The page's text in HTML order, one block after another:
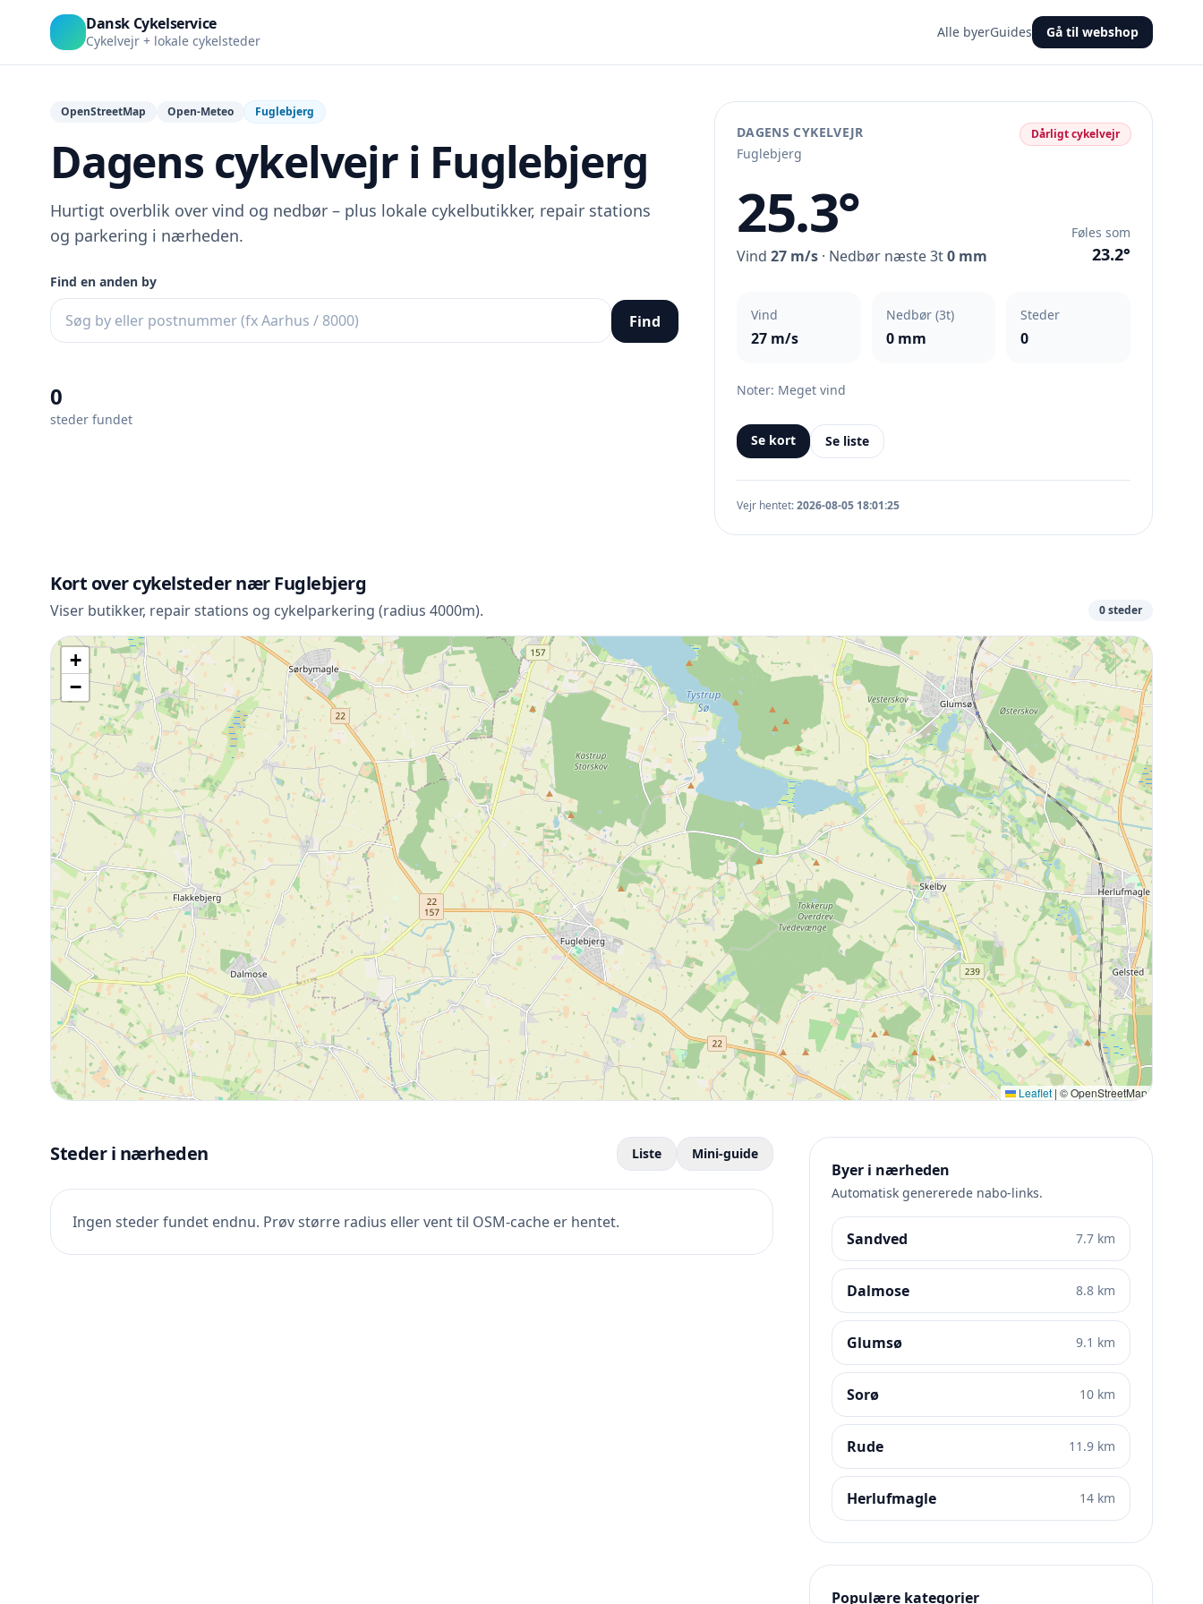
Dansk Cykelservice
Cykelvejr + lokale cykelsteder
Alle byerGuides Gå til webshop
OpenStreetMap Open-Meteo Fuglebjerg
Dagens cykelvejr i Fuglebjerg
Hurtigt overblik over vind og nedbør – plus lokale cykelbutikker, repair stations
og parkering i nærheden.
Find en anden by
Find
0
steder fundet
DAGENS CYKELVEJR
Fuglebjerg
Dårligt cykelvejr
25.3°
Vind 27 m/s · Nedbør næste 3t0 mm
Føles som
23.2°
Vind
27 m/s
Nedbør (3t)
0 mm
Steder
0
Noter: Meget vind
Se kort Se liste
Vejr hentet:2026-08-05 18:01:25
Kort over cykelsteder nær Fuglebjerg
Viser butikker, repair stations og cykelparkering (radius 4000m). 0 steder
+
−
Leaflet | © OpenStreetMap
Steder i nærheden Liste Mini-guide
Ingen steder fundet endnu. Prøv større radius eller vent til OSM-cache er hentet.
Byer i nærheden
Automatisk genererede nabo-links.
Sandved 7.7 km
Dalmose 8.8 km
Glumsø 9.1 km
Sorø 10 km
Rude 11.9 km
Herlufmagle 14 km
Populære kategorier